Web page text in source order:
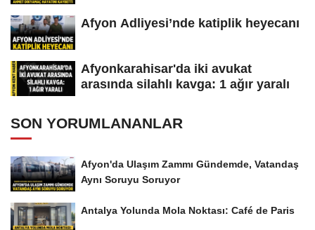
Afyon Adliyesi’nde katiplik heyecanı
Afyonkarahisar'da iki avukat
arasında silahlı kavga: 1 ağır yaralı
SON YORUMLANANLAR
Afyon'da Ulaşım Zammı Gündemde, Vatandaş
Aynı Soruyu Soruyor
Antalya Yolunda Mola Noktası: Café de Paris